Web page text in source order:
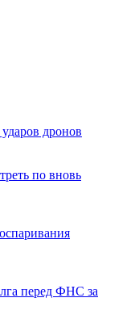
дронов
по вновь
перед ФНС за